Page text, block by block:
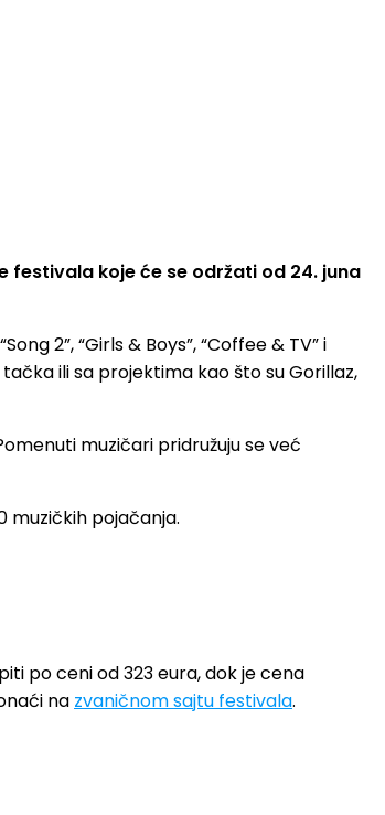
festivala koje će se održati od 24. juna
2”, “Girls & Boys”, “Coffee & TV” i
ili sa projektima kao što suGorillaz,
muzičari pridružuju se već
muzičkih pojačanja.
po ceni od 323 eura, dok je cena
na zvaničnom sajtu festivala.